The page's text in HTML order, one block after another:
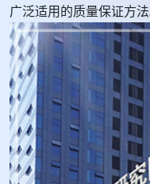
广泛适用的质量保证方法